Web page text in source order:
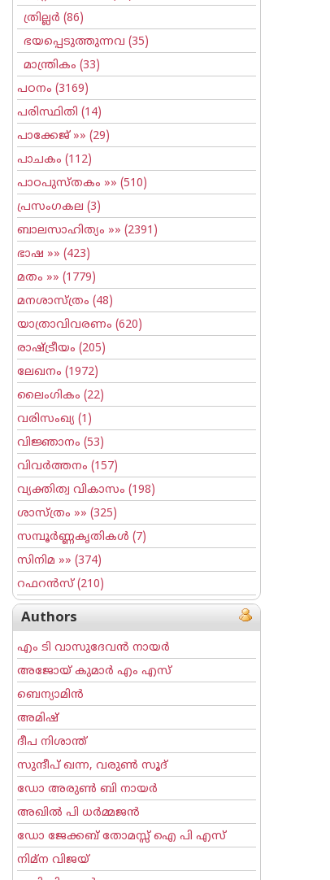
ത്രില്ലര്‍ (86)
ഭയപ്പെടുത്തുന്നവ (35)
മാന്ത്രികം (33)
പഠനം (3169)
പരിസ്ഥിതി (14)
പാക്കേജ് »» (29)
പാചകം (112)
പാഠപുസ്തകം »» (510)
പ്രസംഗകല (3)
ബാലസാഹിത്യം »» (2391)
ഭാഷ »» (423)
മതം »» (1779)
മനശാസ്ത്രം (48)
യാത്രാവിവരണം (620)
രാഷ്ട്രീയം (205)
ലേഖനം (1972)
ലൈംഗികം (22)
വരിസംഖ്യ (1)
വിജ്ഞാനം (53)
വിവര്‍ത്തനം (157)
വ്യക്തിത്വ വികാസം (198)
ശാസ്ത്രം »» (325)
സമ്പൂര്‍ണ്ണകൃതികള്‍ (7)
സിനിമ »» (374)
റഫറന്‍സ്(210)
Authors
എം ടി വാസുദേവന്‍ നായര്‍
അജോയ് കുമാര്‍ എം എസ്
ബെന്യാമിന്‍
അമിഷ്
ദീപ നിശാന്ത്
സുന്ദീപ് ഖന്ന, വരുൺ സൂദ്
ഡോ അരുണ്‍ ബി നായര്‍
അഖില്‍ പി ധര്‍മ്മജന്‍
ഡോ ജേക്കബ് തോമസ്സ് ഐ പി എസ്
നിമ്ന വിജയ്